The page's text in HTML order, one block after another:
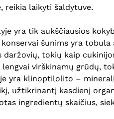
reikia laikyti šaldytuve.
yra tik aukščiausios
konservai šunims yra
tokių kaip
virškinamų grūdų,
yra klinoptilolito –
užtikrinantį kasdienį
ingredientų skaičius,